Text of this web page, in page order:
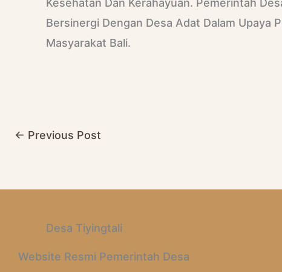
Kesehatan Dan Kerahayuan. Pemerintah
Bersinergi Dengan Desa Adat Dalam Upaya
Masyarakat Bali.
← Previous Post
Desa Tiyingtali
Website Resmi Pemerintah Desa